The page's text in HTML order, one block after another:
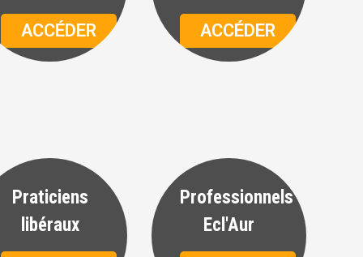
ACCÉDER ACCÉDER
Praticiens
libéraux
Professionnels
Ecl'Aur